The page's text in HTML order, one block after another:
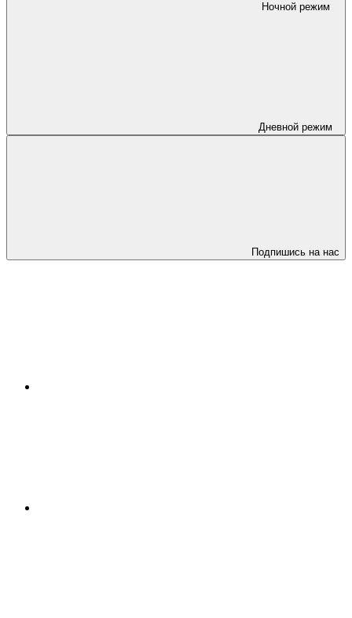
Ночной режим
Дневной режим
Подпишись на нас